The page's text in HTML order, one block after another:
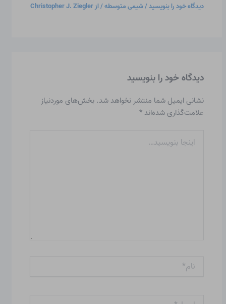
دیدگاه‌ خود را بنویسید/شیمی متوسطه/ از Christopher J. Ziegler
دیدگاه‌ خود را بنویسید
نشانی ایمیل شما منتشر نخواهد شد. بخش‌های موردنیاز
علامت‌گذاری شده‌اند*
بنویسید…
ایمیل*